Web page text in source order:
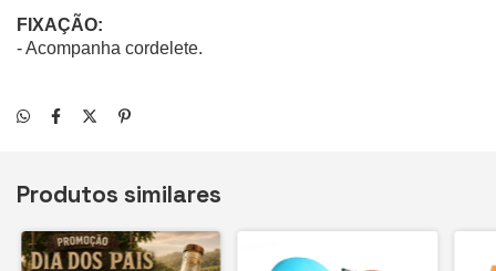
FIXAÇÃO:
-Acompanha cordelete.
Produtos similares